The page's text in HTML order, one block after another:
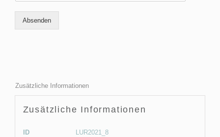
Absenden
Zusätzliche Informationen
Zusätzliche Informationen
ID
LUR2021_8